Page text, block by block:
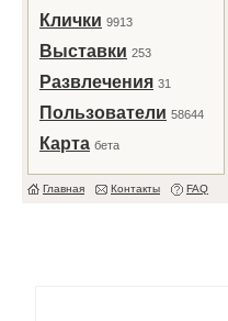
Клички 9913
Выставки 253
Развлечения 31
Пользователи 58644
Карта бета
Главная Контакты FAQ